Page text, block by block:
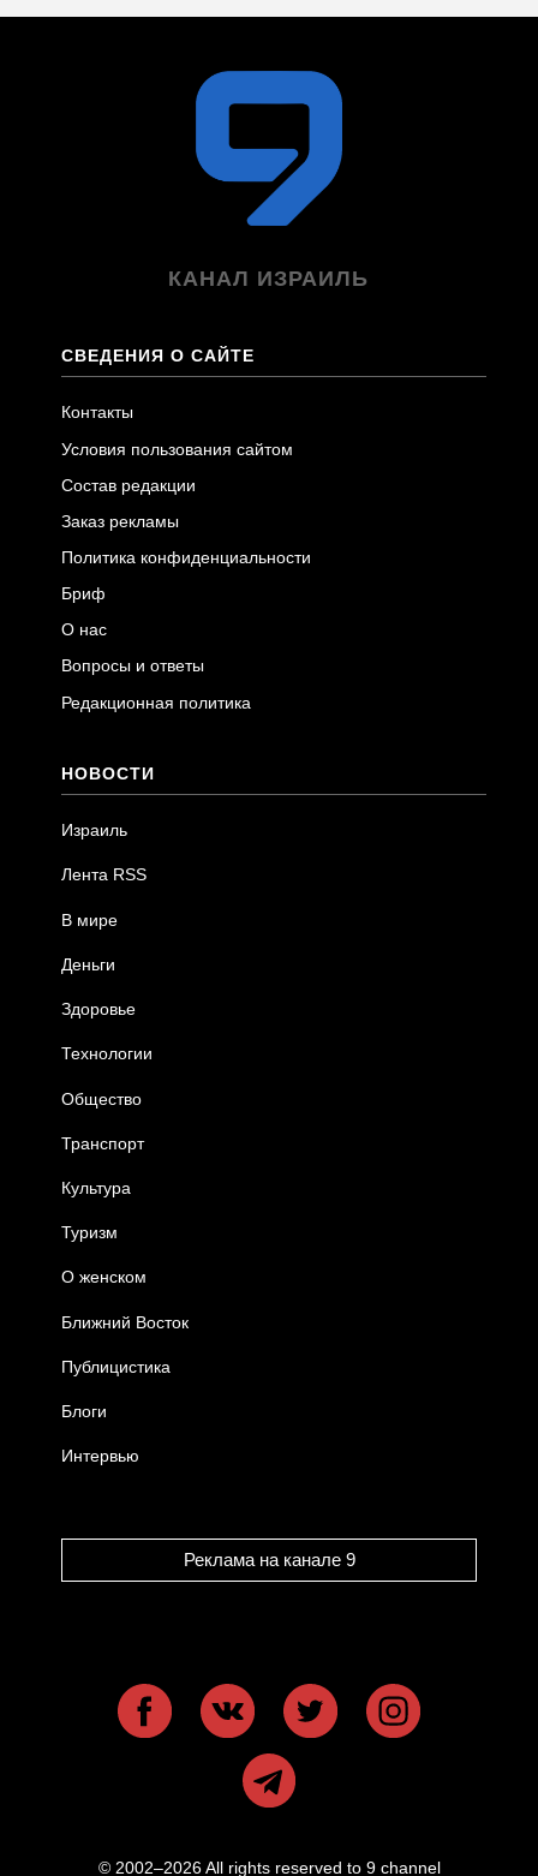
КАНАЛ ИЗРАИЛЬ
СВЕДЕНИЯ О САЙТЕ
Контакты
Условия пользования сайтом
Состав редакции
Заказ рекламы
Политика конфиденциальности
Бриф
О нас
Вопросы и ответы
Редакционная политика
НОВОСТИ
Израиль
Лента RSS
В мире
Деньги
Здоровье
Технологии
Общество
Транспорт
Культура
Туризм
О женском
Ближний Восток
Публицистика
Блоги
Интервью
Реклама на канале 9
© 2002–2026 All rights reserved to 9 channel